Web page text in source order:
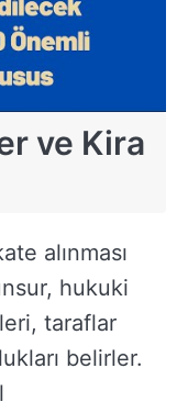
ve Kira
alınması
hukuki
taraflar
belirler.